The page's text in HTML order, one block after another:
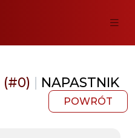
(#0) | NAPASTNIK
POWRÓT